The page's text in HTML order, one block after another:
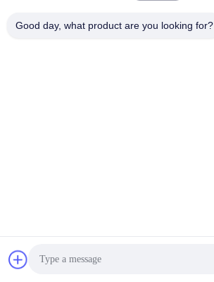
Good day, what product are you looking for?